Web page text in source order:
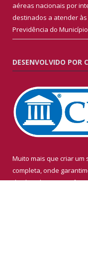
aéreas nacionais por
destinados a atender
Previdência do
DESENVOLVIDO POR
Muito mais que criar um
completa, onde
das leis de